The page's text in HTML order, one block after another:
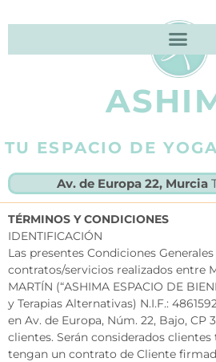
TU ESPACIO DE
Av. de Europa 22, Murcia
TÉRMINOS Y CONDICIONES
IDENTIFICACIÓN
Las presentes Condiciones
contratos/servicios realizados entre
MARTÍN (“ASHIMA ESPACIO DE
y Terapias Alternativas) N.I.F.:
en Av. de Europa, Núm. 22, Bajo, CP
clientes. Serán considerados
tengan un contrato de Cliente